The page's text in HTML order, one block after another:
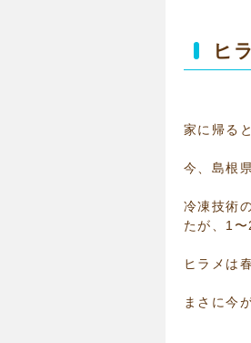
ヒ
家に帰る
今、島根
冷凍技術
たが、1〜
ヒラメは
まさに今